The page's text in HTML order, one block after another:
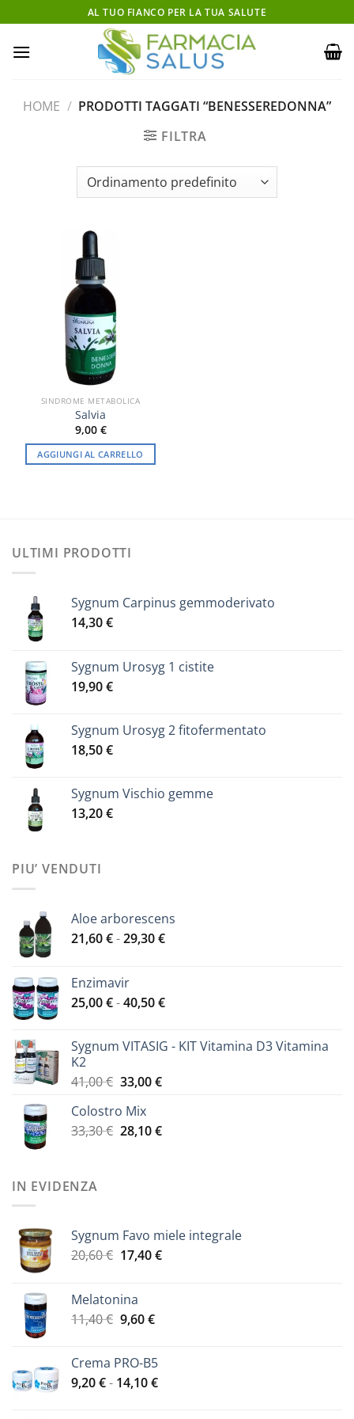
ai
contenuti
AL TUO FIANCO PER LA TUA SALUTE
HOME / PRODOTTI TAGGATI “BENESSEREDONNA”
FILTRA
SINDROME METABOLICA
Salvia
9,00 €
AGGIUNGI AL CARRELLO
ULTIMI PRODOTTI
Sygnum Carpinus gemmoderivato
14,30€
Sygnum Urosyg 1 cistite
19,90€
Sygnum Urosyg 2 fitofermentato
18,50€
Sygnum Vischio gemme
13,20€
PIU’ VENDUTI
Aloe arborescens
21,60€-29,30€Fascia
21,60 €
29,30 €
Enzimavir
25,00€-40,50€Fascia
da
Sygnum VITASIG - KIT Vitamina D3 Vitamina
K2
41,00€ Il
originale
era:
33,00€Il
è:
Colostro Mix
33,30€ Il
28,10€Il
IN EVIDENZA
Sygnum Favo miele integrale
20,60€ Il
era:
20,60 €.
17,40€Il
Melatonina
11,40€ Il
era:
11,40 €.
9,60€Il
è:
9,60 €.
Crema PRO-B5
9,20€- 14,10€Fascia